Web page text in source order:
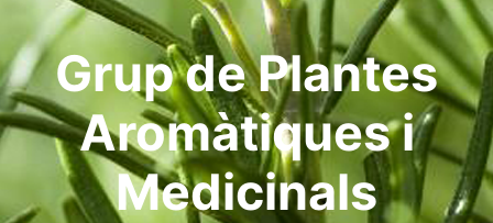
contentGrup de Plantes
Aromàtiques i
Medicinals